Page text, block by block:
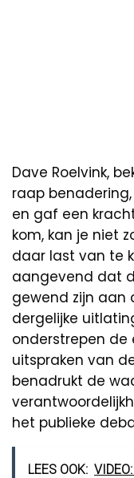
Dave Roelvink,
raap
en gaf een
kom, kan je niet
daar last van te
aangevend dat
gewend zijn aan
dergelijke
onderstrepen de
uitspraken van
benadrukt de
het publieke
LEES OOK: